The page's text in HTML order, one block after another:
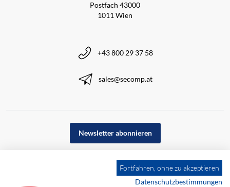
Postfach 43000
1011 Wien
+43 800 29 37 58
sales@secomp.at
Newsletter abonnieren
Fortfahren, ohne zu akzeptieren
Datenschutzbestimmungen